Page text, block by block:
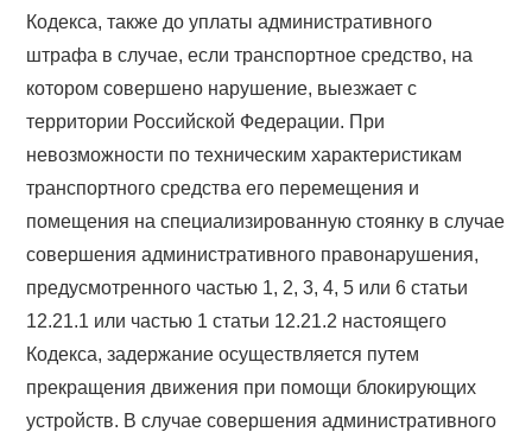
Кодекса, также до уплаты административного
штрафа в случае, если транспортное средство, на
котором совершено нарушение, выезжает с
территории Российской Федерации. При
невозможности по техническим характеристикам
транспортного средства его перемещения и
помещения на специализированную стоянку в случае
совершения административного правонарушения,
предусмотренного частью 1, 2, 3, 4, 5 или 6 статьи
12.21.1 или частью 1 статьи 12.21.2 настоящего
Кодекса, задержание осуществляется путем
прекращения движения при помощи блокирующих
устройств. В случае совершения административного